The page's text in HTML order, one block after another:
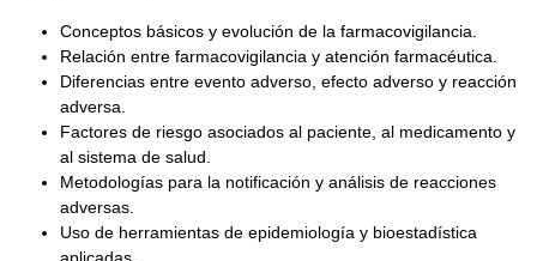
Conceptos básicos y evolución de la farmacovigilancia.
Relación entre farmacovigilancia y atención farmacéutica.
Diferencias entre evento adverso, efecto adverso y reacción
adversa.
Factores de riesgo asociados al paciente, al medicamento y
al sistema de salud.
Metodologías para la notificación y análisis de reacciones
adversas.
Uso de herramientas de epidemiología y bioestadística